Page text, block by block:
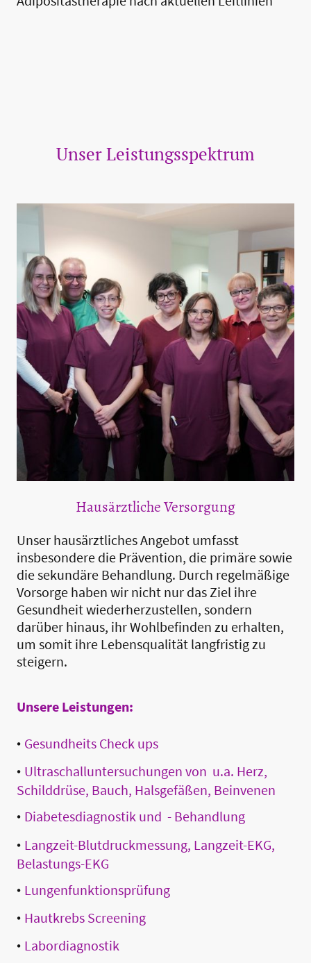
Unser Leistungsspektrum
Hausärztliche Versorgung
Unser hausärztliches Angebot umfasst
insbesondere die Prävention, die primäre sowie
die sekundäre Behandlung. Durch regelmäßige
Vorsorge haben wir nicht nur das Ziel ihre
Gesundheit wiederherzustellen, sondern
darüber hinaus, ihr Wohlbefinden zu erhalten,
um somit ihre Lebensqualität langfristig zu
steigern.
Unsere Leistungen:
• Gesundheits Check ups
• Ultraschalluntersuchungen von u.a. Herz,
Schilddrüse, Bauch, Halsgefäßen, Beinvenen
• Diabetesdiagnostik und - Behandlung
• Langzeit-Blutdruckmessung, Langzeit-EKG,
Belastungs-EKG
• Lungenfunktionsprüfung
• Hautkrebs Screening
• Labordiagnostik